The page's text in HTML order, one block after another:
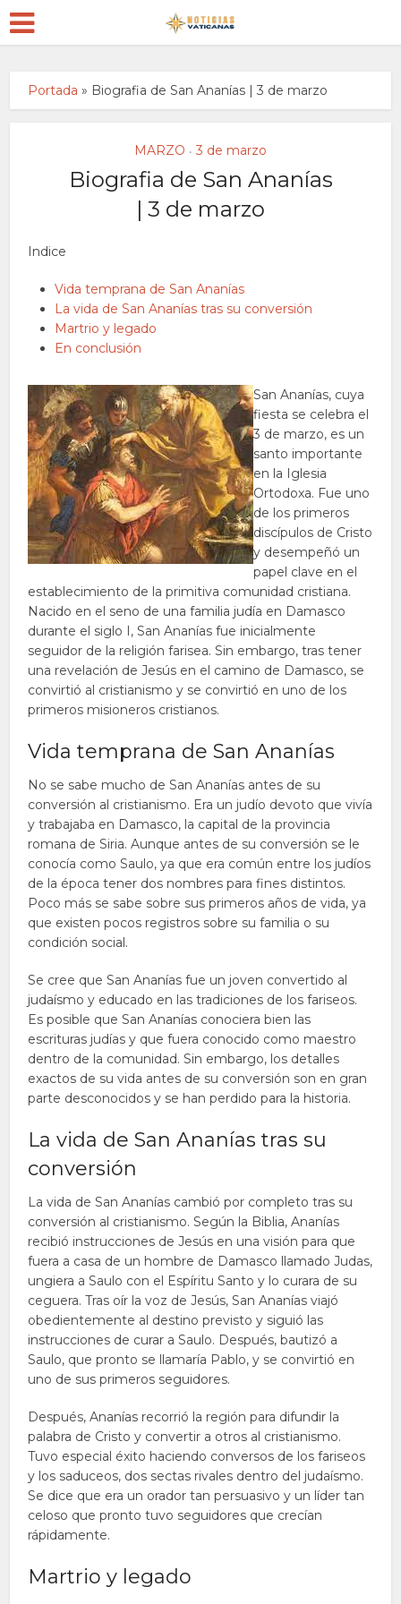
Portada » Biografia de San Ananías | 3 de marzo
MARZO • 3 de marzo
Biografia de San Ananías
| 3 de marzo
Indice
Vida temprana de San Ananías
La vida de San Ananías tras su conversión
Martrio y legado
En conclusión
San Ananías, cuya
fiesta se celebra el
3 de marzo, es un
santo importante
en la Iglesia
Ortodoxa. Fue uno
de los primeros
discípulos de Cristo
y desempeñó un
papel clave en el
establecimiento de la primitiva comunidad cristiana.
Nacido en el seno de una familia judía en Damasco
durante el siglo I, San Ananías fue inicialmente
seguidor de la religión farisea. Sin embargo, tras tener
una revelación de Jesús en el camino de Damasco, se
convirtió al cristianismo y se convirtió en uno de los
primeros misioneros cristianos.
Vida temprana de San Ananías
No se sabe mucho de San Ananías antes de su
conversión al cristianismo. Era un judío devoto que vivía
y trabajaba en Damasco, la capital de la provincia
romana de Siria. Aunque antes de su conversión se le
conocía como Saulo, ya que era común entre los judíos
de la época tener dos nombres para fines distintos.
Poco más se sabe sobre sus primeros años de vida, ya
que existen pocos registros sobre su familia o su
condición social.
Se cree que San Ananías fue un joven convertido al
judaísmo y educado en las tradiciones de los fariseos.
Es posible que San Ananías conociera bien las
escrituras judías y que fuera conocido como maestro
dentro de la comunidad. Sin embargo, los detalles
exactos de su vida antes de su conversión son en gran
parte desconocidos y se han perdido para la historia.
La vida de San Ananías tras su
conversión
La vida de San Ananías cambió por completo tras su
conversión al cristianismo. Según la Biblia, Ananías
recibió instrucciones de Jesús en una visión para que
fuera a casa de un hombre de Damasco llamado Judas,
ungiera a Saulo con el Espíritu Santo y lo curara de su
ceguera. Tras oír la voz de Jesús, San Ananías viajó
obedientemente al destino previsto y siguió las
instrucciones de curar a Saulo. Después, bautizó a
Saulo, que pronto se llamaría Pablo, y se convirtió en
uno de sus primeros seguidores.
Después, Ananías recorrió la región para difundir la
palabra de Cristo y convertir a otros al cristianismo.
Tuvo especial éxito haciendo conversos de los fariseos
y los saduceos, dos sectas rivales dentro del judaísmo.
Se dice que era un orador tan persuasivo y un líder tan
celoso que pronto tuvo seguidores que crecían
rápidamente.
Martrio y legado